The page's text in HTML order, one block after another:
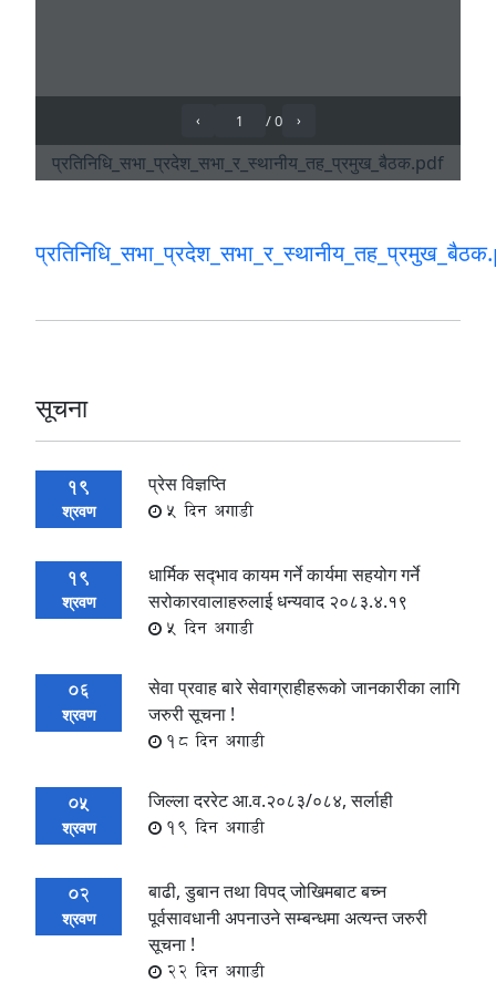
सूचना
19
श्रवण
प्रेस विज्ञप्ति
5 दिन अगाडी
19
श्रवण
धार्मिक सद्‍भाव कायम गर्ने कार्यमा सहयोग गर्ने
सरोकारवालाहरुलाई धन्यवाद २०८३.४.१९
5 दिन अगाडी
06
श्रवण
सेवा प्रवाह बारे सेवाग्राहीहरूको जानकारीका लागि
जरुरी सूचना !
18 दिन अगाडी
05
श्रवण
जिल्ला दररेट आ.व.२०८३/०८४, सर्लाही
19 दिन अगाडी
02
श्रवण
बाढी, डुबान तथा विपद् जोखिमबाट बच्न
पूर्वसावधानी अपनाउने सम्बन्धमा अत्यन्त जरुरी
सूचना !
22 दिन अगाडी